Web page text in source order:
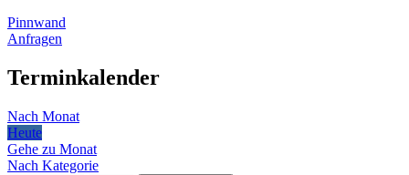
Pinnwand
Anfragen
Terminkalender
Nach Monat
Heute
Gehe zu Monat
Nach Kategorie